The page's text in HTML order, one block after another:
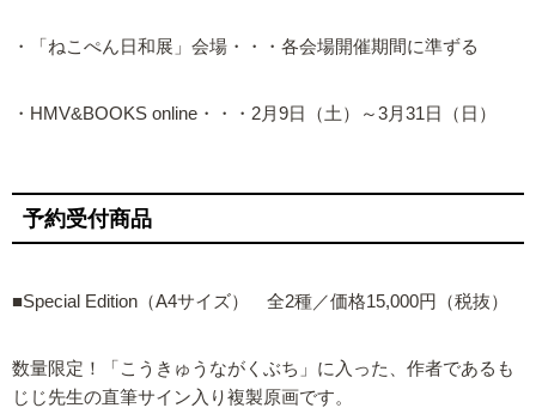
・「ねこぺん日和展」会場・・・各会場開催期間に準ずる
・HMV&BOOKS online・・・2月9日（土）～3月31日（日）
予約受付商品
■Special Edition（A4サイズ） 全2種／価格15,000円（税抜）
数量限定！「こうきゅうながくぶち」に入った、作者であるも
じじ先生の直筆サイン入り複製原画です。